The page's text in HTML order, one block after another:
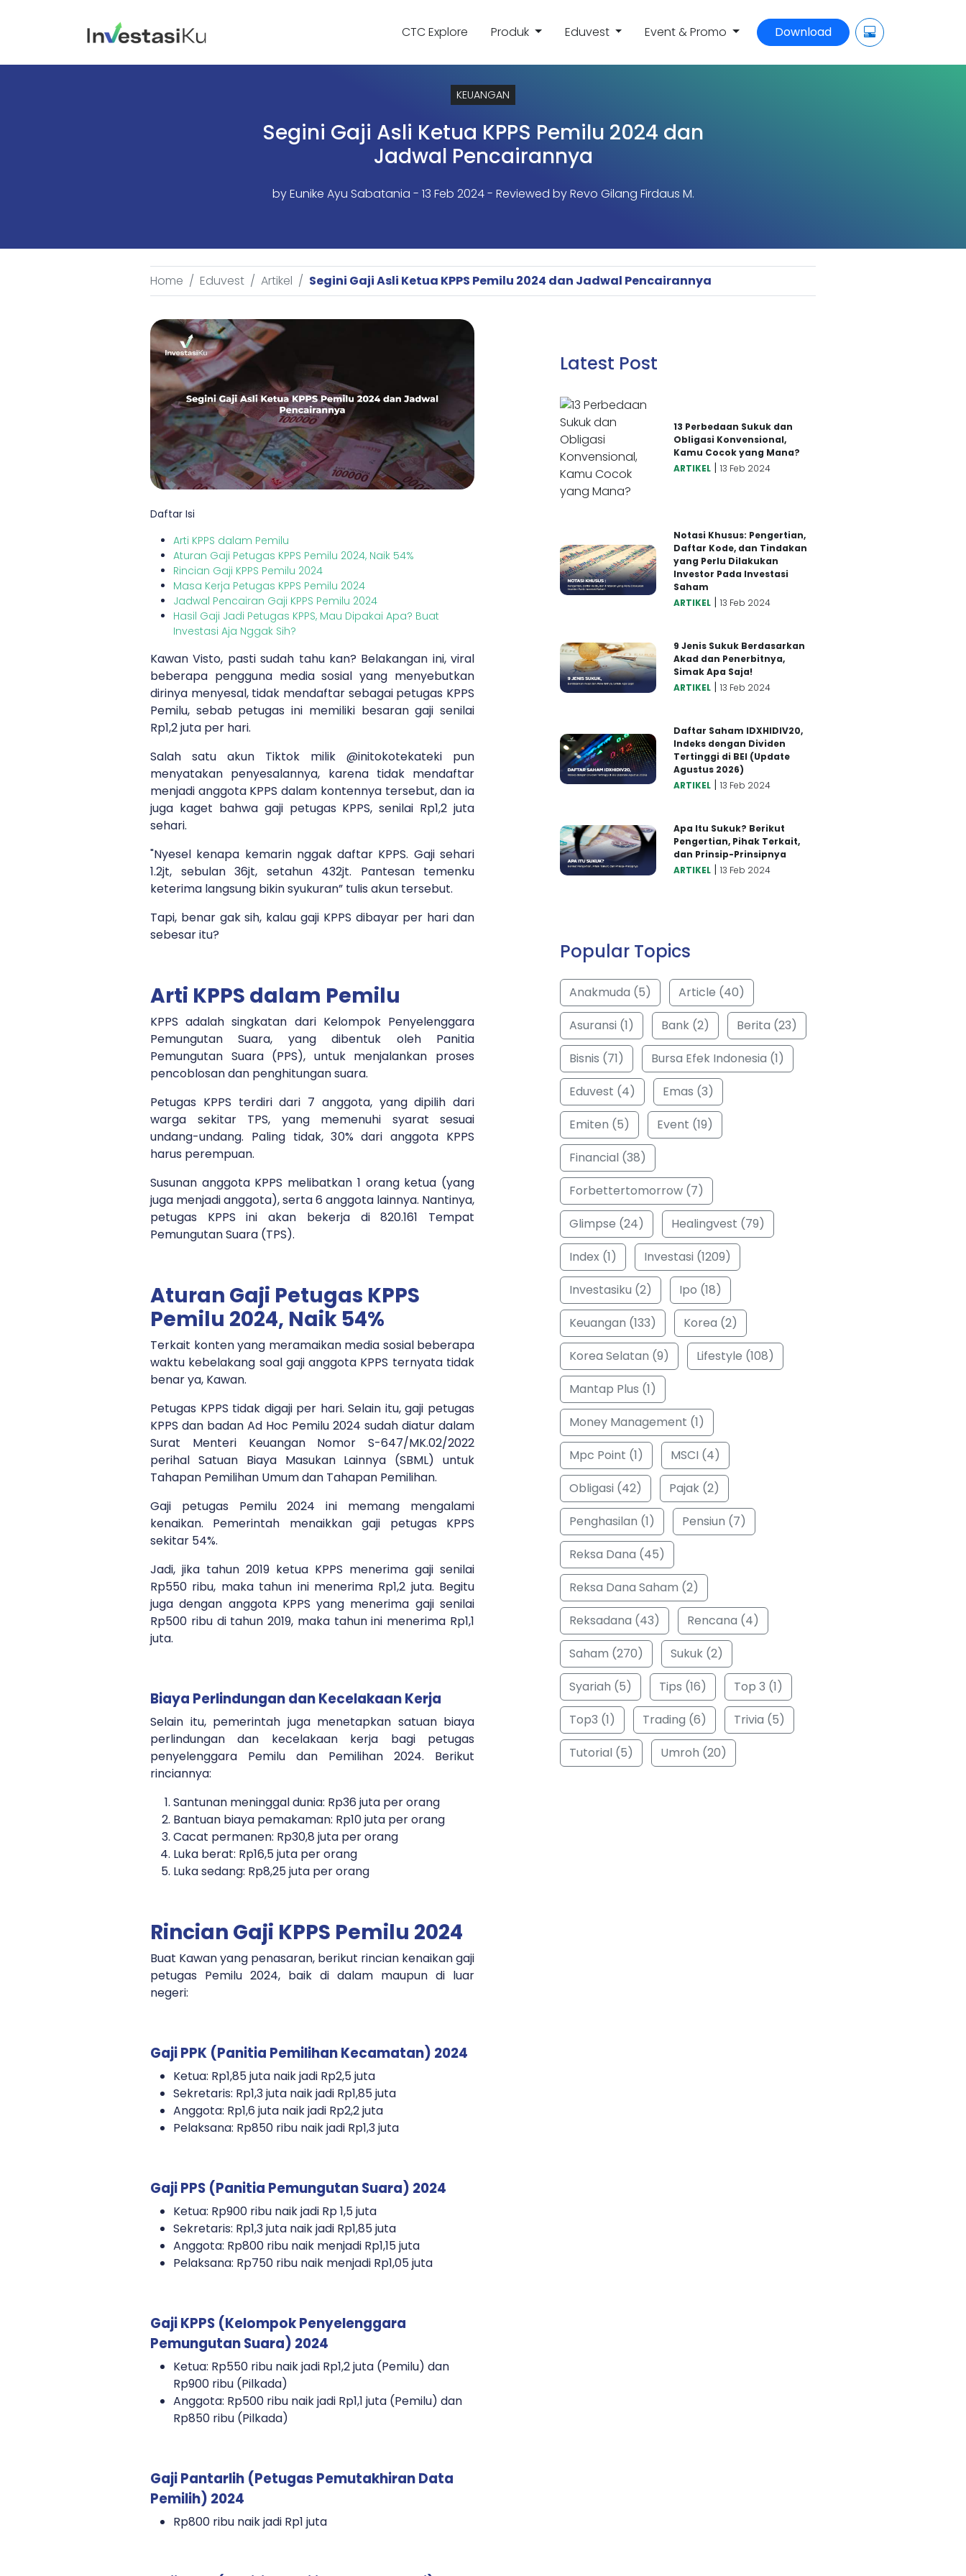
CTC Explore Produk Eduvest Event & Promo Download
KEUANGAN
Segini Gaji Asli Ketua KPPS Pemilu 2024 dan
Jadwal Pencairannya
byEunike Ayu Sabatania - 13 Feb 2024 - Reviewed by Revo Gilang Firdaus M.
Home Eduvest Artikel Segini Gaji Asli Ketua KPPS Pemilu 2024 dan Jadwal Pencairannya
Daftar Isi
Arti KPPS dalam Pemilu
Aturan Gaji Petugas KPPS Pemilu 2024, Naik 54%
Rincian Gaji KPPS Pemilu 2024
Masa Kerja Petugas KPPS Pemilu 2024
Jadwal Pencairan Gaji KPPS Pemilu 2024
Hasil Gaji Jadi Petugas KPPS, Mau Dipakai Apa? Buat
Investasi Aja Nggak Sih?
Kawan Visto, pasti sudah tahu kan? Belakangan ini, viral
beberapa pengguna media sosial yang menyebutkan
dirinya menyesal, tidak mendaftar sebagai petugas KPPS
Pemilu, sebab petugas ini memiliki besaran gaji senilai
Rp1,2 juta per hari.
Salah satu akun Tiktok milik @initokotekateki pun
menyatakan penyesalannya, karena tidak mendaftar
menjadi anggota KPPS dalam kontennya tersebut, dan ia
juga kaget bahwa gaji petugas KPPS, senilai Rp1,2 juta
sehari.
"Nyesel kenapa kemarin nggak daftar KPPS. Gaji sehari
1.2jt, sebulan 36jt, setahun 432jt. Pantesan temenku
keterima langsung bikin syukuran” tulis akun tersebut.
Tapi, benar gak sih, kalau gaji KPPS dibayar per hari dan
sebesar itu?
Arti KPPS dalam Pemilu
KPPS adalah singkatan dari Kelompok Penyelenggara
Pemungutan Suara, yang dibentuk oleh Panitia
Pemungutan Suara (PPS), untuk menjalankan proses
pencoblosan dan penghitungan suara.
Petugas KPPS terdiri dari 7 anggota, yang dipilih dari
warga sekitar TPS, yang memenuhi syarat sesuai
undang-undang. Paling tidak, 30% dari anggota KPPS
harus perempuan.
Susunan anggota KPPS melibatkan 1 orang ketua (yang
juga menjadi anggota), serta 6 anggota lainnya. Nantinya,
petugas KPPS ini akan bekerja di 820.161 Tempat
Pemungutan Suara (TPS).
Aturan Gaji Petugas KPPS
Pemilu 2024, Naik 54%
Terkait konten yang meramaikan media sosial beberapa
waktu kebelakang soal gaji anggota KPPS ternyata tidak
benar ya, Kawan.
Petugas KPPS tidak digaji per hari. Selain itu, gaji petugas
KPPS dan badan Ad Hoc Pemilu 2024 sudah diatur dalam
Surat Menteri Keuangan Nomor S-647/MK.02/2022
perihal Satuan Biaya Masukan Lainnya (SBML) untuk
Tahapan Pemilihan Umum dan Tahapan Pemilihan.
Gaji petugas Pemilu 2024 ini memang mengalami
kenaikan. Pemerintah menaikkan gaji petugas KPPS
sekitar 54%.
Jadi, jika tahun 2019 ketua KPPS menerima gaji senilai
Rp550 ribu, maka tahun ini menerima Rp1,2 juta. Begitu
juga dengan anggota KPPS yang menerima gaji senilai
Rp500 ribu di tahun 2019, maka tahun ini menerima Rp1,1
juta.
Biaya Perlindungan dan Kecelakaan Kerja
Selain itu, pemerintah juga menetapkan satuan biaya
perlindungan dan kecelakaan kerja bagi petugas
penyelenggara Pemilu dan Pemilihan 2024. Berikut
rinciannya:
Santunan meninggal dunia: Rp36 juta per orang
Bantuan biaya pemakaman: Rp10 juta per orang
Cacat permanen: Rp30,8 juta per orang
Luka berat: Rp16,5 juta per orang
Luka sedang: Rp8,25 juta per orang
Rincian Gaji KPPS Pemilu 2024
Buat Kawan yang penasaran, berikut rincian kenaikan gaji
petugas Pemilu 2024, baik di dalam maupun di luar
negeri:
Gaji PPK (Panitia Pemilihan Kecamatan) 2024
Ketua: Rp1,85 juta naik jadi Rp2,5 juta
Sekretaris: Rp1,3 juta naik jadi Rp1,85 juta
Anggota: Rp1,6 juta naik jadi Rp2,2 juta
Pelaksana: Rp850 ribu naik jadi Rp1,3 juta
Gaji PPS (Panitia Pemungutan Suara) 2024
Ketua: Rp900 ribu naik jadi Rp 1,5 juta
Sekretaris: Rp1,3 juta naik jadi Rp1,85 juta
Anggota: Rp800 ribu naik menjadi Rp1,15 juta
Pelaksana: Rp750 ribu naik menjadi Rp1,05 juta
Gaji KPPS (Kelompok Penyelenggara
Pemungutan Suara) 2024
Ketua: Rp550 ribu naik jadi Rp1,2 juta (Pemilu) dan
Rp900 ribu (Pilkada)
Anggota: Rp500 ribu naik jadi Rp1,1 juta (Pemilu) dan
Rp850 ribu (Pilkada)
Gaji Pantarlih (Petugas Pemutakhiran Data
Pemilih) 2024
Rp800 ribu naik jadi Rp1 juta
Latest Post
13 Perbedaan Sukuk dan
Obligasi Konvensional,
Kamu Cocok yang Mana?
ARTIKEL |13 Feb 2024
Notasi Khusus: Pengertian,
Daftar Kode, dan Tindakan
yang Perlu Dilakukan
Investor Pada Investasi
Saham
ARTIKEL |13 Feb 2024
9 Jenis Sukuk Berdasarkan
Akad dan Penerbitnya,
Simak Apa Saja!
ARTIKEL |13 Feb 2024
Daftar Saham IDXHIDIV20,
Indeks dengan Dividen
Tertinggi di BEI (Update
Agustus 2026)
ARTIKEL |13 Feb 2024
Apa Itu Sukuk? Berikut
Pengertian, Pihak Terkait,
dan Prinsip-Prinsipnya
ARTIKEL |13 Feb 2024
Popular Topics
Anakmuda (5)
Article (40)
Asuransi (1)
Bank (2)
Berita (23)
Bisnis (71)
Bursa Efek Indonesia (1)
Eduvest (4)
Emas (3)
Emiten (5)
Event (19)
Financial (38)
Forbettertomorrow (7)
Glimpse (24)
Healingvest (79)
Index (1)
Investasi (1209)
Investasiku (2)
Ipo (18)
Keuangan (133)
Korea (2)
Korea Selatan (9)
Lifestyle (108)
Mantap Plus (1)
Money Management (1)
Mpc Point (1)
MSCI (4)
Obligasi (42)
Pajak (2)
Penghasilan (1)
Pensiun (7)
Reksa Dana (45)
Reksa Dana Saham (2)
Reksadana (43)
Rencana (4)
Saham (270)
Sukuk (2)
Syariah (5)
Tips (16)
Top 3 (1)
Top3 (1)
Trading (6)
Trivia (5)
Tutorial (5)
Umroh (20)